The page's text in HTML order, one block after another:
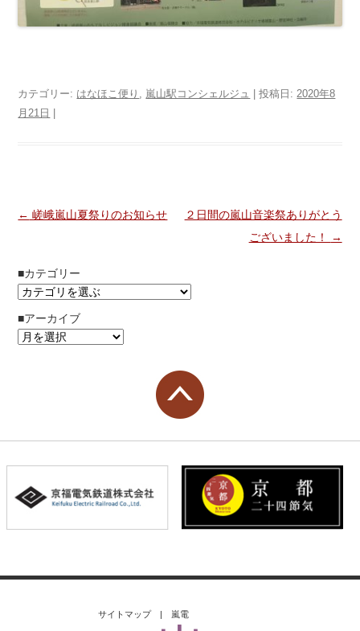
カテゴリー: はなほこ便り , 嵐山駅コンシェルジュ | 投稿日:2020年8
月21日
投稿ナビゲーション
← 嵯峨嵐山夏祭りのお知らせ
２日間の嵐山音楽祭ありがとう
ございました！
→
■カテゴリー
■アーカイブ
サイトマップ 嵐電